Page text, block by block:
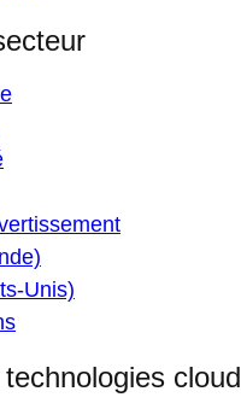
Unis)
cloud